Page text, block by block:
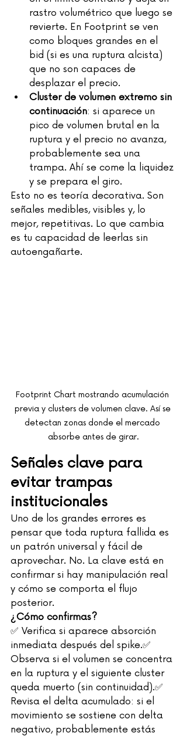
rastro volumétrico que luego se
revierte. En Footprint se ven
como bloques grandes en el
bid (si es una ruptura alcista)
que no son capaces de
desplazar el precio.
Cluster de volumen extremo sin
continuación: si aparece un
pico de volumen brutal en la
ruptura y el precio no avanza,
probablemente sea una
trampa. Ahí se come la liquidez
y se prepara el giro.
Esto no es teoría decorativa. Son
señales medibles, visibles y, lo
mejor, repetitivas. Lo que cambia
es tu capacidad de leerlas sin
autoengañarte.
Footprint Chart mostrando acumulación
previa y clusters de volumen clave. Así se
detectan zonas donde el mercado
absorbe antes de girar.
Señales clave para
evitar trampas
institucionales
Uno de los grandes errores es
pensar que toda ruptura fallida es
un patrón universal y fácil de
aprovechar. No. La clave está en
confirmar si hay manipulación real
y cómo se comporta el flujo
posterior.
¿Cómo confirmas?
✅ Verifica si aparece absorción
inmediata después del spike.✅
Observa si el volumen se concentra
en la ruptura y el siguiente cluster
queda muerto (sin continuidad).✅
Revisa el delta acumulado: si el
movimiento se sostiene con delta
negativo, probablemente estás